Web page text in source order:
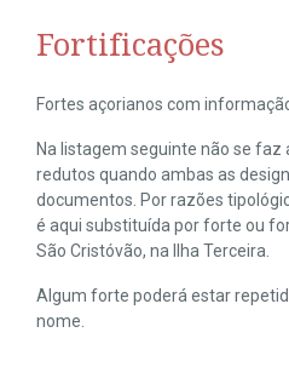
Fortificações
Fortes açorianos com
Na listagem seguinte não se
redutos quando ambas as
documentos. Por razões
é aqui substituída por forte ou
São Cristóvão, na Ilha Terceira.
Algum forte poderá estar
nome.